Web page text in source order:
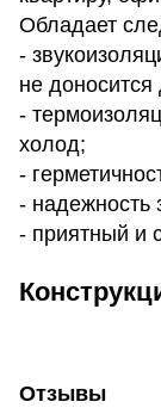
Обладает
-
не
-
холод;
-
- надежность
- приятный и
Отзывы